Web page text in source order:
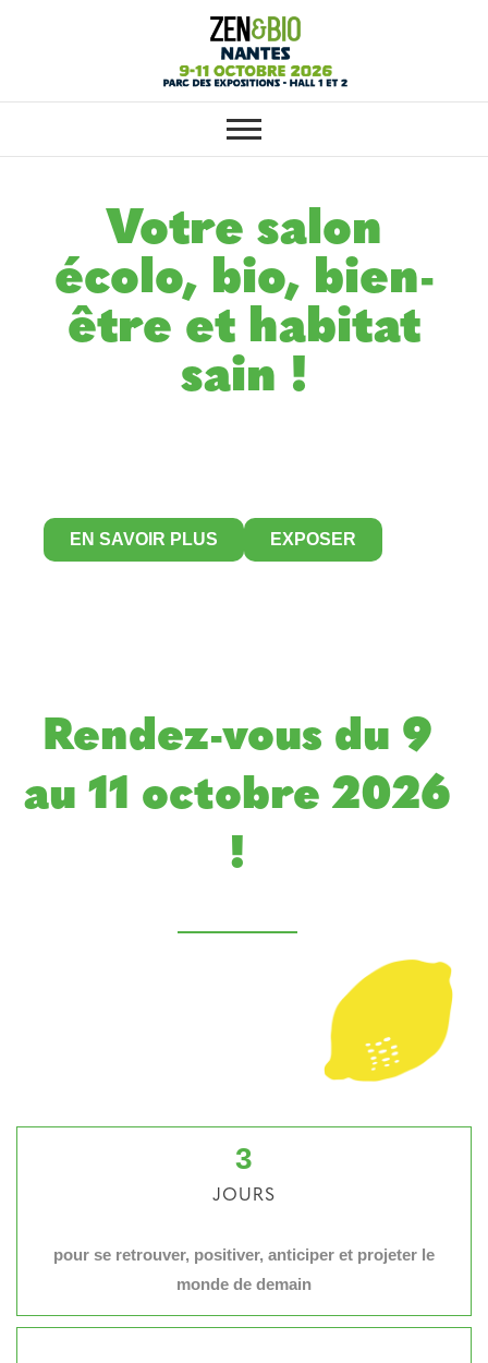
Salon ZEN & BIO
Nantes
SALON ZEN & BIO NANTES :
VOTRE SALON BIO, BIEN-ÊTRE
ET HABITAT SAIN
Votre salon
écolo, bio, bien-
être et habitat
sain !
EN SAVOIR PLUS EXPOSER
Rendez-vous du 9
au 11 octobre 2026
!
JOURS
3
pour se retrouver, positiver, anticiper et projeter le
monde de demain